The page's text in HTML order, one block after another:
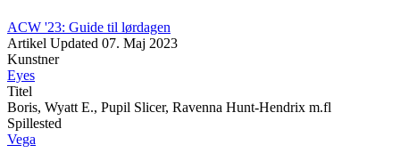
ACW '23: Guide til lørdagen
Artikel Updated 07. Maj 2023
Kunstner
Eyes
Titel
Boris, Wyatt E., Pupil Slicer, Ravenna Hunt-Hendrix m.fl
Spillested
Vega